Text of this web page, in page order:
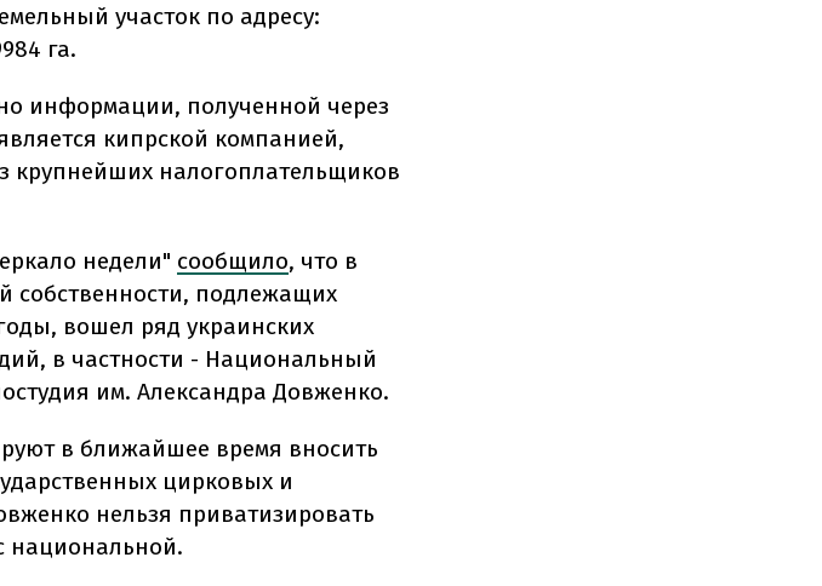
участок по адресу:
га.
информации, полученной через
кипрской компанией,
крупнейших налогоплательщиков
недели" сообщило, что в
собственности, подлежащих
вошел ряд украинских
в частности - Национальный
им. Александра Довженко.
в ближайшее время вносить
цирковых и
нельзя приватизировать
национальной.